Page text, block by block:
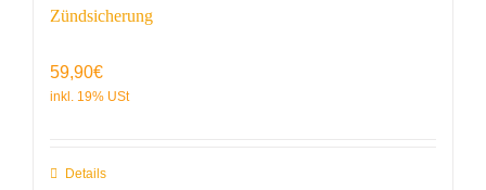
Zündsicherung
59,90€
Details